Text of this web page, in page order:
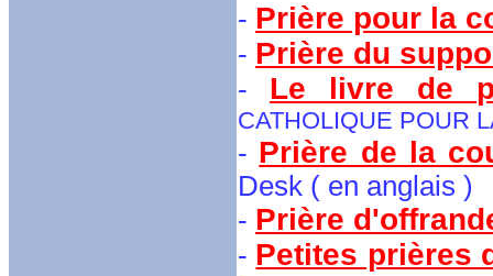
- Prière pour la
- Prière du
- Le livre de
CATHOLIQUE POUR
- Prière de la
Desk ( en anglais )
- Prière
- Petites prières